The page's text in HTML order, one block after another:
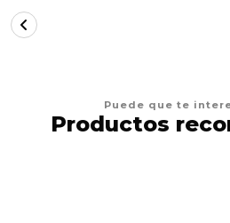
Puede que te
Productos